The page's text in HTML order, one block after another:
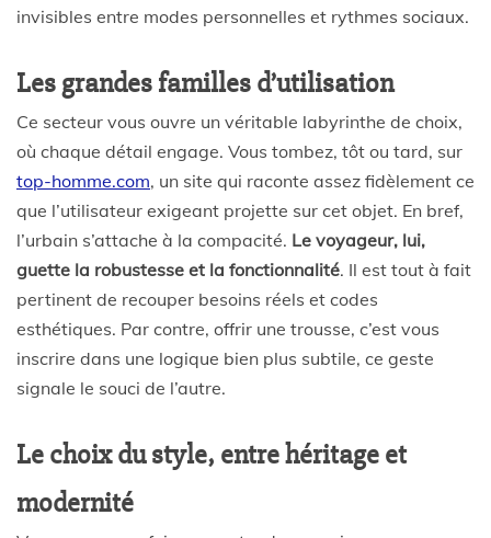
invisibles entre modes personnelles et rythmes sociaux.
Les grandes familles d’utilisation
Ce secteur vous ouvre un véritable labyrinthe de choix,
où chaque détail engage. Vous tombez, tôt ou tard, sur
top-homme.com, un site qui raconte assez fidèlement ce
que l’utilisateur exigeant projette sur cet objet. En bref,
l’urbain s’attache à la compacité. Le voyageur, lui,
guette la robustesse et la fonctionnalité. Il est tout à fait
pertinent de recouper besoins réels et codes
esthétiques. Par contre, offrir une trousse, c’est vous
inscrire dans une logique bien plus subtile, ce geste
signale le souci de l’autre.
Le choix du style, entre héritage et
modernité